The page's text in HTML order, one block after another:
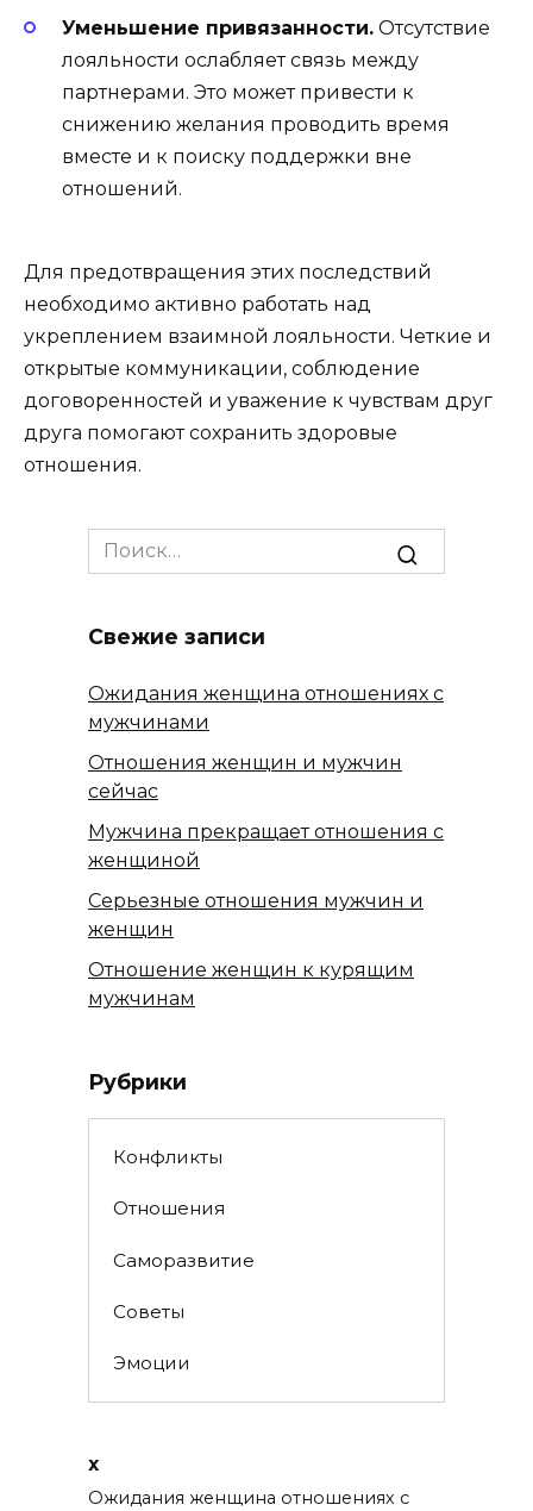
Уменьшение привязанности. Отсутствие
лояльности ослабляет связь между
партнерами. Это может привести к
снижению желания проводить время
вместе и к поиску поддержки вне
отношений.
Для предотвращения этих последствий
необходимо активно работать над
укреплением взаимной лояльности. Четкие и
открытые коммуникации, соблюдение
договоренностей и уважение к чувствам друг
друга помогают сохранить здоровые
отношения.
Search
for:
Свежие записи
Ожидания женщина отношениях с
мужчинами
Отношения женщин и мужчин
сейчас
Мужчина прекращает отношения с
женщиной
Серьезные отношения мужчин и
женщин
Отношение женщин к курящим
мужчинам
Рубрики
Конфликты
Отношения
Саморазвитие
Советы
Эмоции
x
Ожидания женщина отношениях с